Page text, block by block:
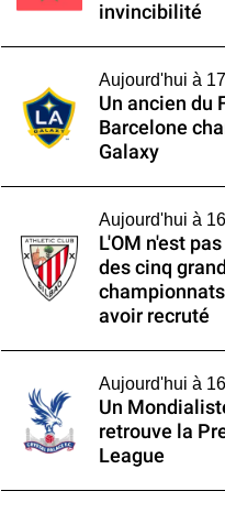
invincibilité
Aujourd'hui à
Un ancien du
Barcelone
Galaxy
Aujourd'hui à
L'OM n'est
des cinq
avoir recruté
Aujourd'hui à
Un
retrouve la
League